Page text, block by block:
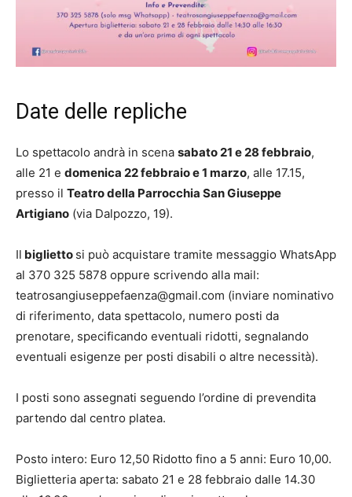
Date delle repliche
Lo spettacolo andrà in scena sabato 21 e 28 febbraio,
alle 21 e domenica 22 febbraio e 1 marzo, alle 17.15,
presso il Teatro della Parrocchia San Giuseppe
Artigiano (via Dalpozzo, 19).
Il biglietto si può acquistare tramite messaggio WhatsApp
al 370 325 5878 oppure scrivendo alla mail:
teatrosangiuseppefaenza@gmail.com (inviare nominativo
di riferimento, data spettacolo, numero posti da
prenotare, specificando eventuali ridotti, segnalando
eventuali esigenze per posti disabili o altre necessità).
I posti sono assegnati seguendo l’ordine di prevendita
partendo dal centro platea.
Posto intero: Euro 12,50 Ridotto fino a 5 anni: Euro 10,00.
Biglietteria aperta: sabato 21 e 28 febbraio dalle 14.30